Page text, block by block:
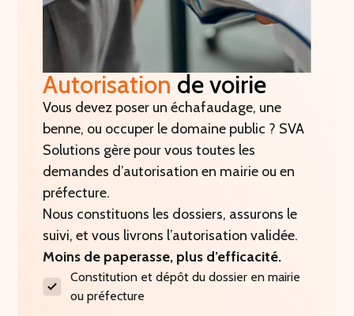
Autorisation de voirie
Vous devez poser un échafaudage, une
benne, ou occuper le domaine public ? SVA
Solutions gère pour vous toutes les
demandes d’autorisation en mairie ou en
préfecture.
Nous constituons les dossiers, assurons le
suivi, et vous livrons l’autorisation validée.
Moins de paperasse, plus d’efficacité.
Constitution et dépôt du dossier en mairie
ou préfecture